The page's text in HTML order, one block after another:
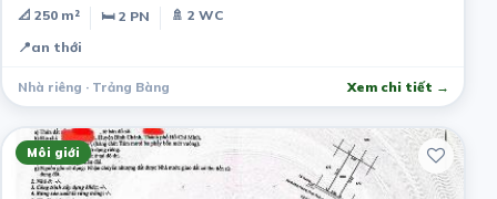
📐 250 m² 🛏 2 PN
🚿 2 WC
📍an thới
Nhà riêng · Trảng Bàng Xem chi tiết →
Môi giới